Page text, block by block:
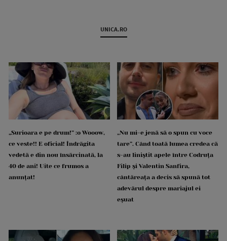
UNICA.RO
„Surioara e pe drum!” :o Wooow,
ce veste!! E oficial! Îndrăgita
vedetă e din nou însărcinată, la
40 de ani! Uite ce frumos a
anunțat!
„Nu mi-e jenă să o spun cu voce
tare”. Când toată lumea credea că
s-au liniștit apele între Codruța
Filip și Valentin Sanfira,
cântăreața a decis să spună tot
adevărul despre mariajul ei
eșuat